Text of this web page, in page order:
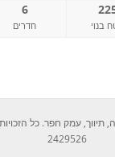
בנוי
6
חדרים
2429526